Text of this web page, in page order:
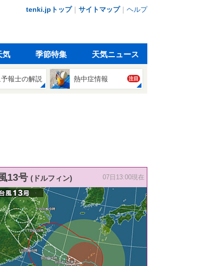
tenki.jpトップ｜ サイトマップ｜ ヘルプ
気 季節特集 天気ニュース
報士の解説 熱中症情報 注目
13号 (ドルフィン) 07日13:00現在